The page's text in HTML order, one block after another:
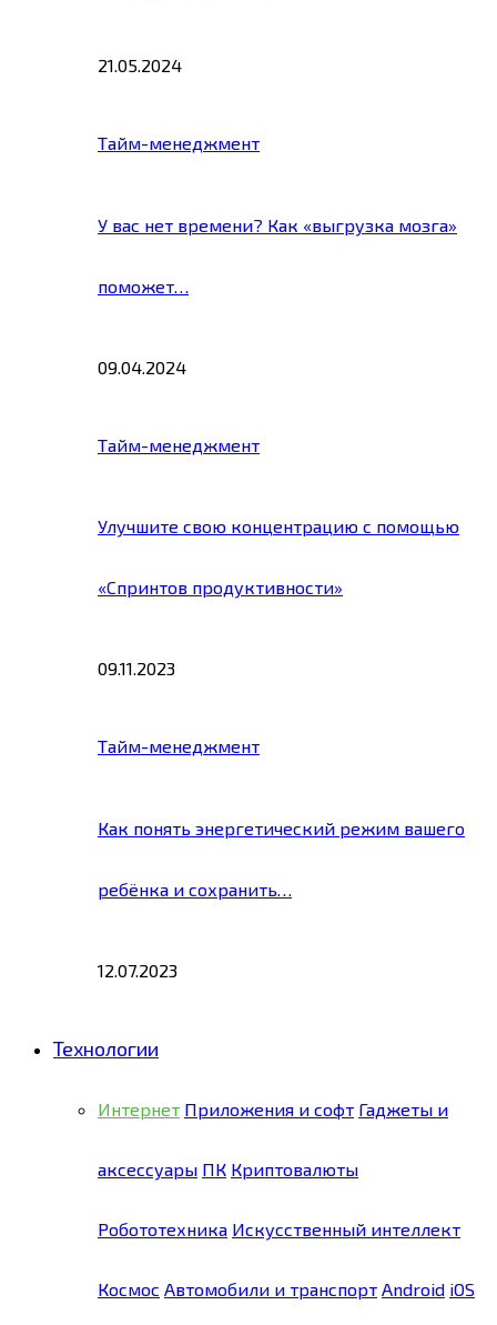
21.05.2024
Тайм-менеджмент
У вас нет времени? Как «выгрузка мозга»
поможет…
09.04.2024
Тайм-менеджмент
Улучшите свою концентрацию с помощью
«Спринтов продуктивности»
09.11.2023
Тайм-менеджмент
Как понять энергетический режим вашего
ребёнка и сохранить…
12.07.2023
Технологии
Интернет Приложения и софт Гаджеты и
аксессуары ПК Криптовалюты
Робототехника Искусственный интеллект
Космос Автомобили и транспорт Android iOS